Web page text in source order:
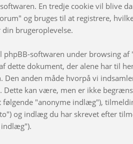
En tredje cookie vil blive
og bruges til at registrere,
brugeroplevelse.
softwaren under browsing af
dette dokument, der alene har til
anden måde hvorpå vi
kan være, men er ikke
"anonyme indlæg"),
og indlæg du har skrevet efter
indlæg").